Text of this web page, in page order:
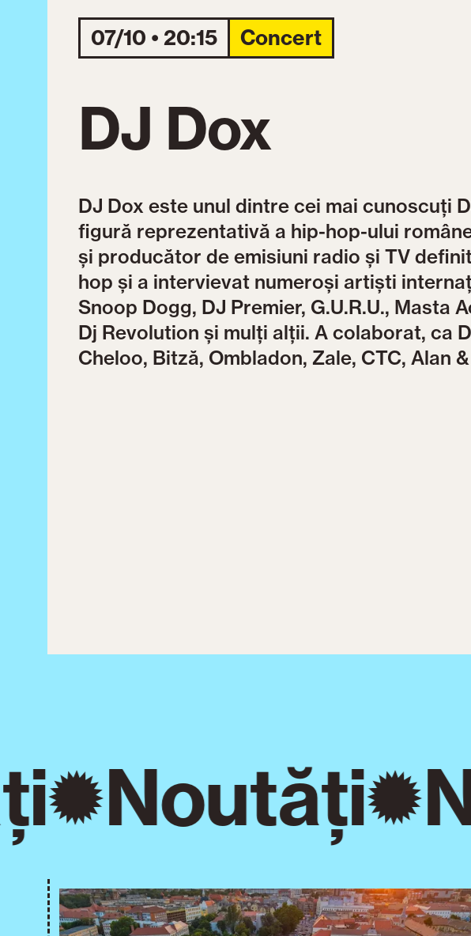
07/10 • 20:15 Concert
DJ Dox
DJ Dox este unul dintre cei mai cunoscuți
figură reprezentativă a hip-hop-ului
și producător de emisiuni radio și TV
hop și a intervievat numeroși artiști
Snoop Dogg, DJ Premier, G.U.R.U., Masta
Dj Revolution și mulți alții. A colaborat, ca
Cheloo, Bitză, Ombladon, Zale, CTC, Alan
Noutăți